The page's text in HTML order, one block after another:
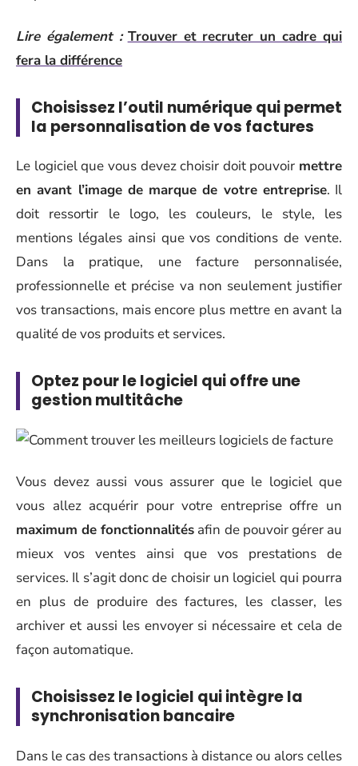
Lire également : Trouver et recruter un cadre qui
fera la différence
Choisissez l’outil numérique qui permet
la personnalisation de vos factures
Le logiciel que vous devez choisir doit pouvoir mettre
en avant l’image de marque de votre entreprise. Il
doit ressortir le logo, les couleurs, le style, les
mentions légales ainsi que vos conditions de vente.
Dans la pratique, une facture personnalisée,
professionnelle et précise va non seulement justifier
vos transactions, mais encore plus mettre en avant la
qualité de vos produits et services.
Optez pour le logiciel qui offre une
gestion multitâche
Vous devez aussi vous assurer que le logiciel que
vous allez acquérir pour votre entreprise offre un
maximum de fonctionnalités afin de pouvoir gérer au
mieux vos ventes ainsi que vos prestations de
services. Il s’agit donc de choisir un logiciel qui pourra
en plus de produire des factures, les classer, les
archiver et aussi les envoyer si nécessaire et cela de
façon automatique.
Choisissez le logiciel qui intègre la
synchronisation bancaire
Dans le cas des transactions à distance ou alors celles